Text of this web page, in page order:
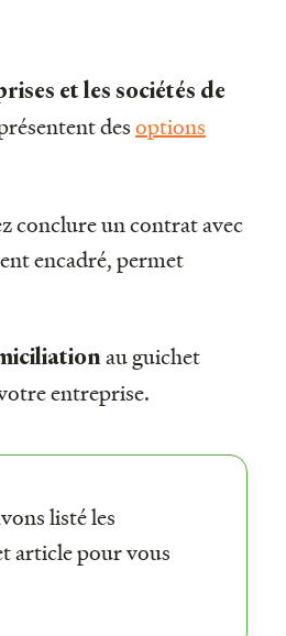
et les sociétés de
desoptions
conclure un contrat avec
encadré, permet
au guichet
entreprise.
listé les
article pour vous